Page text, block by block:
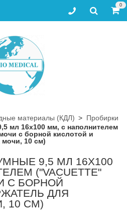
0
материалы (КДЛ)
Пробирки
мл 16х100 мм, с наполнителем
с борной кислотой и
мочи, 10 см)
9,5 МЛ 16Х100
("VACUETTE"
С БОРНОЙ
ДЛЯ
10 СМ)